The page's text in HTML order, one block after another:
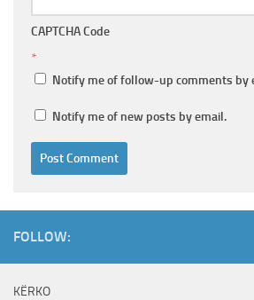
CAPTCHA Code
*
Notify me of follow-up comments by
Notify me of new posts by email.
FOLLOW:
KËRKO